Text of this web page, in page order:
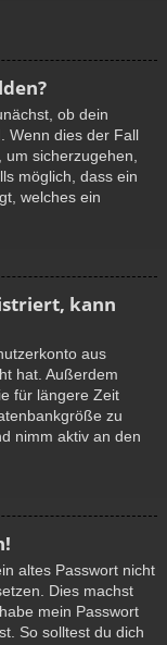
ob dein
Wenn dies der Fall
sicherzugehen,
möglich, dass ein
welches ein
kann
aus
hat. Außerdem
für längere Zeit
zu
nimm aktiv an den
altes Passwort nicht
Dies machst
mein Passwort
So solltest du dich